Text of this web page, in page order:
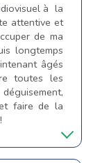
à la
attentive et
de ma
longtemps
âgés
toutes les
faire de la